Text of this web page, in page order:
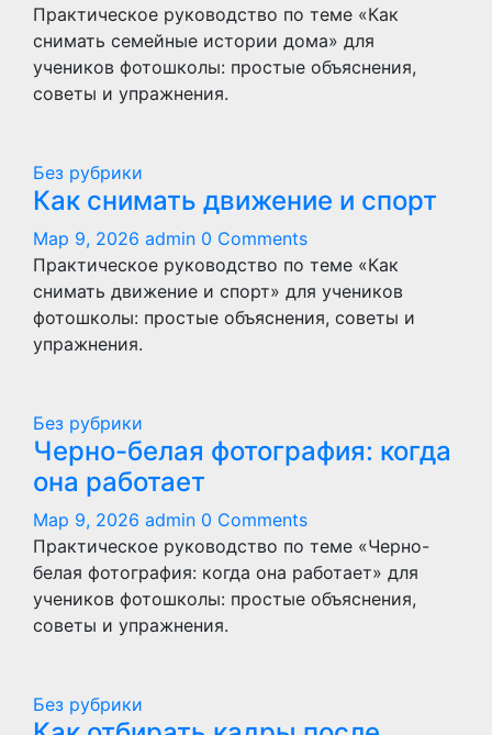
Практическое руководство по теме «Как
снимать семейные истории дома» для
учеников фотошколы: простые объяснения,
советы и упражнения.
Без рубрики
Как снимать движение и спорт
Мар 9, 2026 admin 0 Comments
Практическое руководство по теме «Как
снимать движение и спорт» для учеников
фотошколы: простые объяснения, советы и
упражнения.
Без рубрики
Черно-белая фотография: когда
она работает
Мар 9, 2026 admin 0 Comments
Практическое руководство по теме «Черно-
белая фотография: когда она работает» для
учеников фотошколы: простые объяснения,
советы и упражнения.
Без рубрики